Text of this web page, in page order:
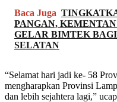
Baca Juga
PANGAN,
GELAR BIMTEK
SELATAN
“Selamat hari jadi ke- 58
mengharapkan Provinsi
dan lebih sejahtera lagi,”